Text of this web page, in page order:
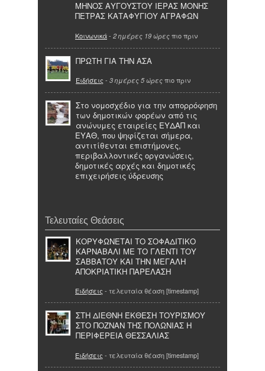
ΜΗΝΟΣ ΑΥΓΟΥΣΤΟΥ ΙΕΡΑΣ ΜΟΝΗΣ
ΠΕΤΡΑΣ ΚΑΤΑΦΥΓΙΟΥ ΑΓΡΑΦΩΝ
Κοινωνικά- 2 ημέρες 19 ώρες πιο πριν
ΠΡΩΤΗ ΓΙΑ ΤΗΝ ΑΣΑ
Ειδήσεις - 3 ημέρες 5 ώρες πιο πριν
Στο νομοσχέδιο για την απορρόφηση
των δημοτικών φορέων από τις
ανώνυμες εταιρείες ΕΥΔΑΠ και
ΕΥΑΘ, που ψηφίζεται σήμερα,
αντιτίθενται επιστήμονες,
περιβαλλοντικές οργανώσεις,
δημοτικές αρχές και δημοτικές
επιχειρήσεις ύδρευσης
Τελευταίες Θεάσεις
ΚΟΡΥΦΩΝΕΤΑΙ ΤΟ ΣΟΦΑΔΙΤΙΚΟ
ΚΑΡΝΑΒΑΛΙ ΜΕ ΤΟ ΓΛΕΝΤΙ ΤΟΥ
ΣΑΒΒΑΤΟΥ ΚΑΙ ΤΗΝ ΜΕΓΑΛΗ
ΑΠΟΚΡΙΑΤΙΚΗ ΠΑΡΕΛΑΣΗ
Ειδήσεις - τελευταία θέαση [timestamp]
ΣΤΗ ΔΙΕΘΝΗ ΈΚΘΕΣΗ ΤΟΥΡΙΣΜΟΥ
ΣΤΟ ΠΟΖΝΑΝ ΤΗΣ ΠΟΛΩΝΙΑΣ Η
ΠΕΡΙΦΕΡΕΙΑ ΘΕΣΣΑΛΙΑΣ
Ειδήσεις - τελευταία θέαση [timestamp]